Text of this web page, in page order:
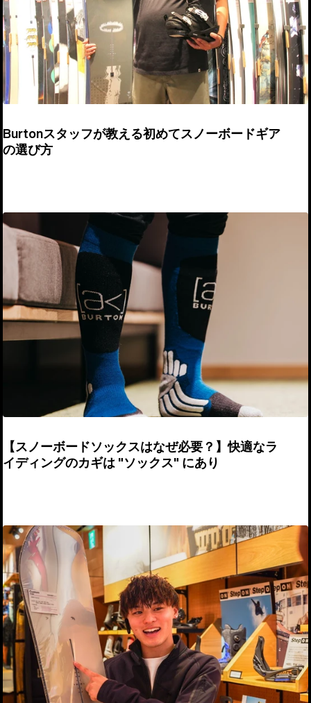
Burtonスタッフが教える初めてスノーボードギア
の選び方
【スノーボードソックスはなぜ必要？】快適なラ
イディングのカギは "ソックス" にあり